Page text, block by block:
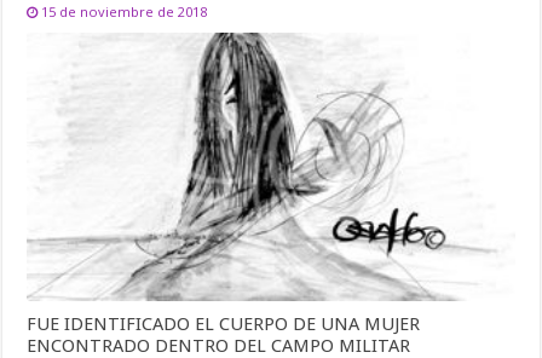
15 de noviembre de 2018
FUE IDENTIFICADO EL CUERPO DE UNA MUJER
ENCONTRADO DENTRO DEL CAMPO MILITAR